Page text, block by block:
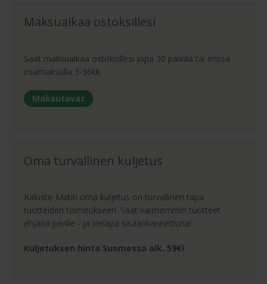
Maksuaikaa ostoksillesi
Saat maksuaikaa ostoksillesi jopa 30 päivää tai erissä
osamaksulla 3-36kk.
Maksutavat
Oma turvallinen kuljetus
Kaluste-Matin oma kuljetus on turvallinen tapa
tuotteiden toimitukseen. Saat varmemmin tuotteet
ehjänä perille - ja vieläpä sisäänkannettuna!
Kuljetuksen hinta Suomessa alk. 59€!